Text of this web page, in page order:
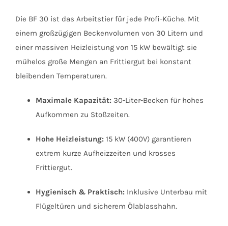
Die BF 30 ist das Arbeitstier für jede Profi-Küche. Mit
einem großzügigen Beckenvolumen von 30 Litern und
einer massiven Heizleistung von 15 kW bewältigt sie
mühelos große Mengen an Frittiergut bei konstant
bleibenden Temperaturen.
Maximale Kapazität: 30-Liter-Becken für hohes
Aufkommen zu Stoßzeiten.
Hohe Heizleistung: 15 kW (400V) garantieren
extrem kurze Aufheizzeiten und krosses
Frittiergut.
Hygienisch & Praktisch: Inklusive Unterbau mit
Flügeltüren und sicherem Ölablasshahn.